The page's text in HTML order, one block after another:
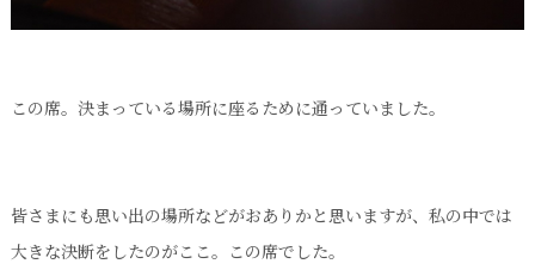
この席。決まっている場所に座るために通っていました。
皆さまにも思い出の場所などがおありかと思いますが、私の中では
大きな決断をしたのがここ。この席でした。